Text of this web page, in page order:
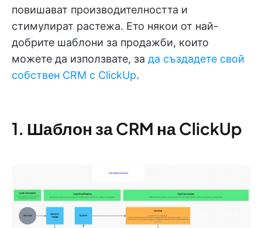
повишават производителността и
стимулират растежа. Ето някои от най-
добрите шаблони за продажби, които
можете да използвате, за да създадете свой
собствен CRM с ClickUp.
1. Шаблон за CRM на ClickUp